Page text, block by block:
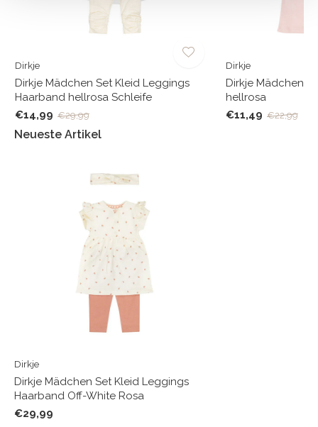
Dirkje
Dirkje Mädchen Set Kleid Leggings
Haarband hellrosa Schleife
€14,99 €29,99
Dirkje
Dirkje Mädchen
hellrosa
€11,49 €22,99
Neueste Artikel
Dirkje
Dirkje Mädchen Set Kleid Leggings
Haarband Off-White Rosa
€29,99